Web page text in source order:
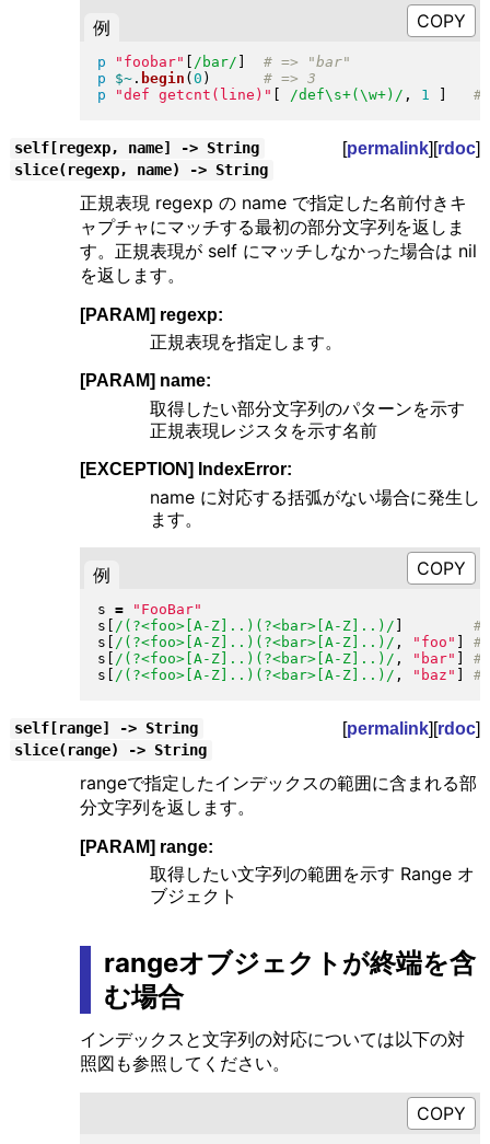
例
p " foobar" /bar/
p
$~. begin ( 0 )
p
"def getcnt(line) " /def\s+(\w+)/ , 1
self[regexp, name] -> String [permalink][rdoc]
slice(regexp, name) -> String
正規表現 regexp の name で指定した名前付きキ
ャプチャにマッチする最初の部分文字列を返しま
す。正規表現が self にマッチしなかった場合は nil
を返します。
[PARAM] regexp:
正規表現を指定します。
[PARAM] name:
取得したい部分文字列のパターンを示す
正規表現レジスタを示す名前
[EXCEPTION] IndexError:
name に対応する括弧がない場合に発生し
ます。
例
s = " FooBar"
s
/(?<foo>[A-Z]..)(?<bar>[A-Z]..)/
s
/(?<foo>[A-Z]..)(?<bar>[A-Z]..)/ , " foo "
s
/(?<foo>[A-Z]..)(?<bar>[A-Z]..)/ , " bar"
s
/(?<foo>[A-Z]..)(?<bar>[A-Z]..)/ , " baz "
self[range] -> String [permalink][rdoc]
slice(range) -> String
rangeで指定したインデックスの範囲に含まれる部
分文字列を返します。
[PARAM] range:
取得したい文字列の範囲を示す Range オ
ブジェクト
rangeオブジェクトが終端を含
む場合
インデックスと文字列の対応については以下の対
照図も参照してください。